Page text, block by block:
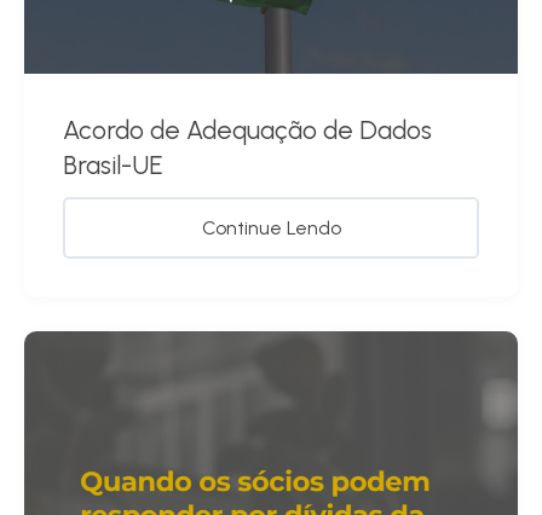
Acordo de Adequação de Dados
Brasil-UE
Continue Lendo